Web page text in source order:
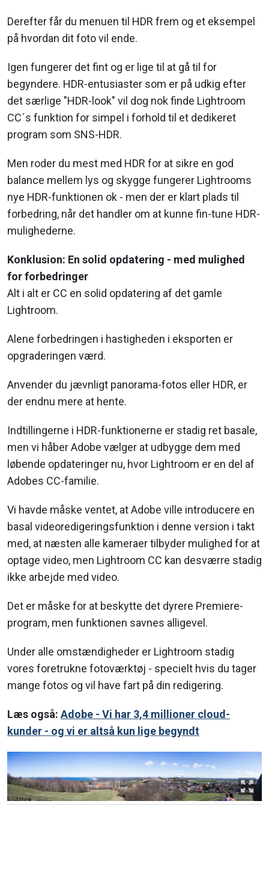
Derefter får du menuen til HDR frem og et eksempel
på hvordan dit foto vil ende.
Igen fungerer det fint og er lige til at gå til for
begyndere. HDR-entusiaster som er på udkig efter
det særlige "HDR-look" vil dog nok finde Lightroom
CC´s funktion for simpel i forhold til et dedikeret
program som SNS-HDR.
Men roder du mest med HDR for at sikre en god
balance mellem lys og skygge fungerer Lightrooms
nye HDR-funktionen ok - men der er klart plads til
forbedring, når det handler om at kunne fin-tune HDR-
mulighederne.
Konklusion: En solid opdatering - med mulighed
for forbedringer
Alt i alt er CC en solid opdatering af det gamle
Lightroom.
Alene forbedringen i hastigheden i eksporten er
opgraderingen værd.
Anvender du jævnligt panorama-fotos eller HDR, er
der endnu mere at hente.
Indtillingerne i HDR-funktionerne er stadig ret basale,
men vi håber Adobe vælger at udbygge dem med
løbende opdateringer nu, hvor Lightroom er en del af
Adobes CC-familie.
Vi havde måske ventet, at Adobe ville introducere en
basal videoredigeringsfunktion i denne version i takt
med, at næsten alle kameraer tilbyder mulighed for at
optage video, men Lightroom CC kan desværre stadig
ikke arbejde med video.
Det er måske for at beskytte det dyrere Premiere-
program, men funktionen savnes alligevel.
Under alle omstændigheder er Lightroom stadig
vores foretrukne fotoværktøj - specielt hvis du tager
mange fotos og vil have fart på din redigering.
Læs også: Adobe - Vi har 3,4 millioner cloud-
kunder - og vi er altså kun lige begyndt